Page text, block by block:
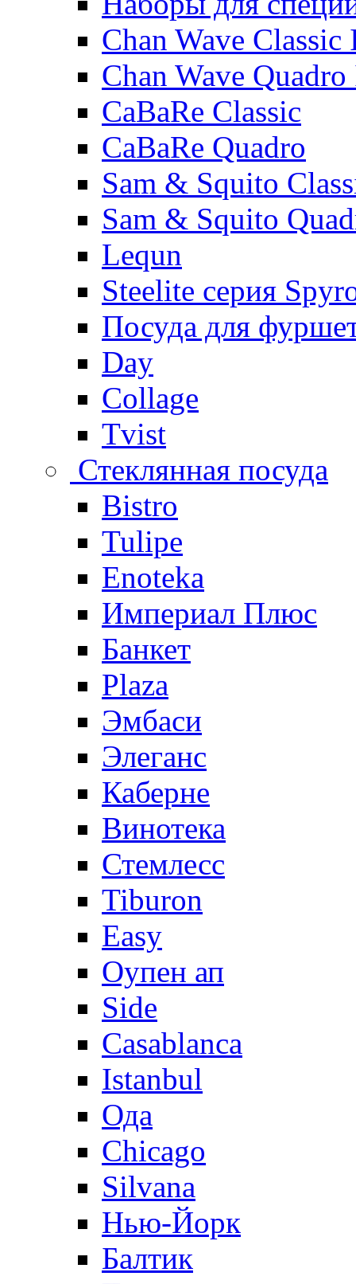
Chan Wave
Chan Wave
CaBaRe Classic
CaBaRe Quadro
Sam & Squito
Sam & Squito
Lequn
Steelite серия
Посуда для
Day
Collage
Tvist
Стеклянная посуда
Bistro
Tulipe
Enoteka
Империал Плюс
Банкет
Plaza
Эмбаси
Элеганс
Каберне
Винотека
Стемлесс
Tiburon
Easy
Оупен ап
Side
Casablanca
Istanbul
Ода
Chicago
Silvana
Нью-Йорк
Балтик